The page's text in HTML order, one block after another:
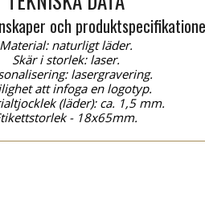
och
Material: naturligt läder.
Skär i storlek: laser.
lasergravering.
att infoga en logotyp.
(läder): ca. 1,5 mm.
- 18x65mm.